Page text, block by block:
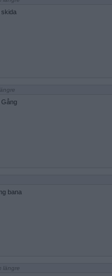
skida
Gång
bana
längre